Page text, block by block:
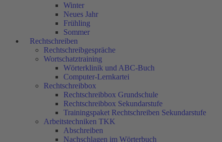
Winter
Neues Jahr
Frühling
Sommer
Rechtschreiben
Rechtschreibgespräche
Wortschatztraining
Wörterklinik und ABC-Buch
Computer-Lernkartei
Rechtschreibbox
Rechtschreibbox Grundschule
Rechtschreibbox Sekundarstufe
Trainingspaket Rechtschreiben Sekundarstufe
Arbeitstechniken TKK
Abschreiben
Nachschlagen im Wörterbuch